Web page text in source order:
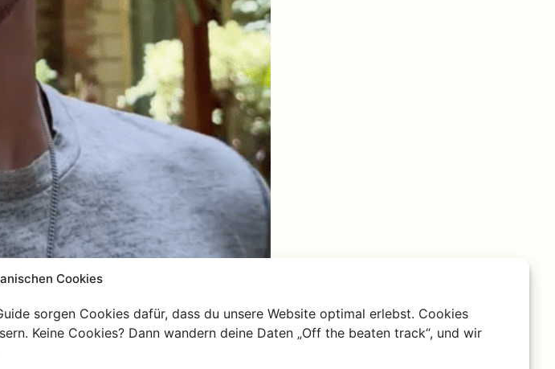
Cookies
sorgen Cookies dafür, dass du unsere Website optimal erlebst. Cookies
Keine Cookies? Dann wandern deine Daten „Off the beaten track“, und wir